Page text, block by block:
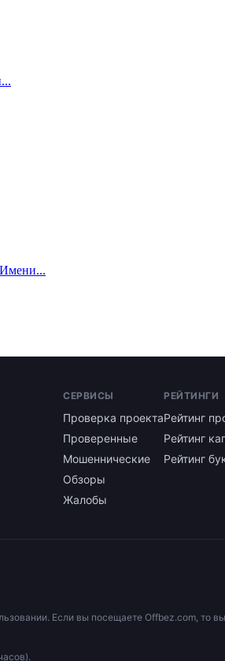
СЕРВИСЫ
Проверка проекта
Проверенные
Мошеннические
Обзоры
Жалобы
РЕЙТИНГИ
Рейтинг
Рейтинг
Рейтинг
Если вы посещаете Offbez.com, то